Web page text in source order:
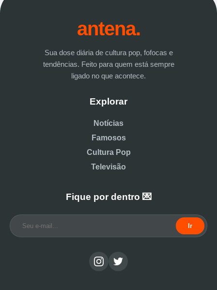
antena.
Sua dose diária de cultura pop, fofocas e
tendências. Feito para quem está sempre
ligado no que acontece.
Explorar
Notícias
Famosos
Cultura Pop
Televisão
Fique por dentro 💌
Ir